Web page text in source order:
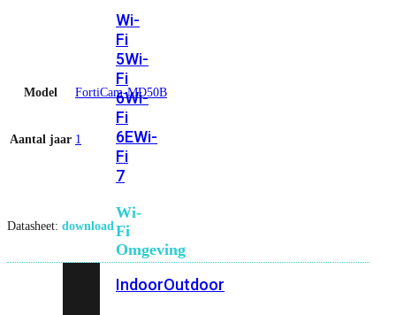
Wi-
Fi
5Wi-
Fi
6Wi-
Fi
6EWi-
Fi
7
Wi-
Fi
Omgeving
IndoorOutdoor
Model FortiCam-MD50B
Aantal jaar 1
Datasheet: download